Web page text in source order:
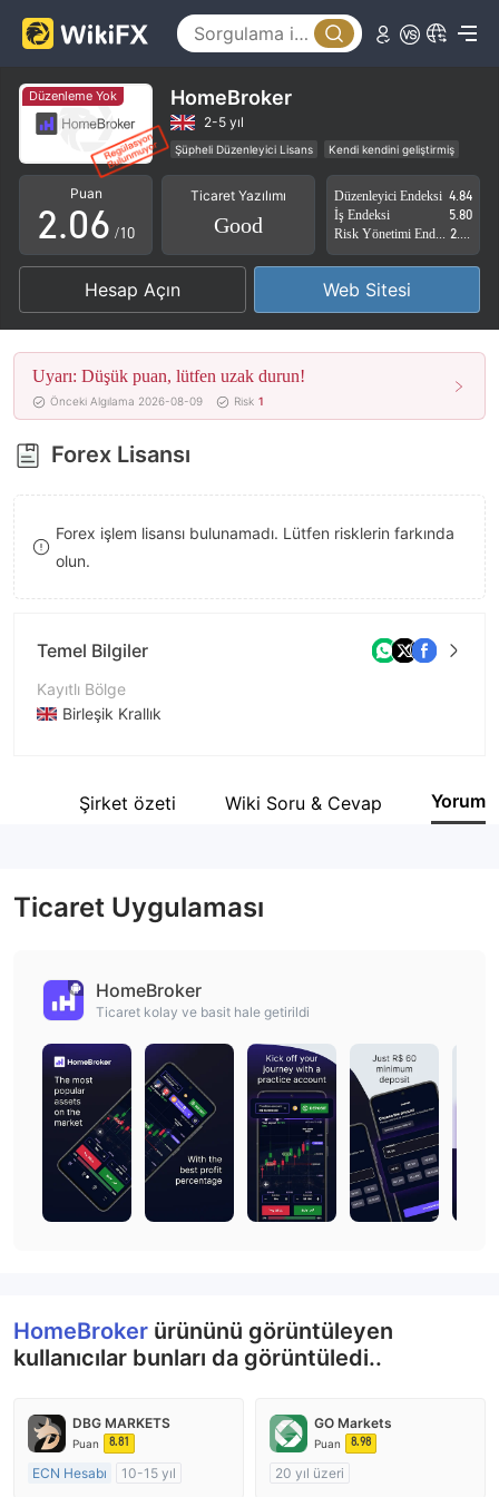
Düzenleme Yok HomeBroker
2-5 yıl
Şüpheli Düzenleyici Lisans
Kendi kendini geliştirmiş
Yüksek düzeyde potansiyel risk
Puan
0
1
2
3
4
5
6
7
8
9
.0
1
2
3
4
5
6
7
8
2
3
4
5
6
7
8
9
/10
Ticaret Yazılımı
Good
Düzenleyici Endeksi 4.84
İş Endeksi
5.80
Hesap Açın Web Sitesi
Uyarı: Düşük puan, lütfen uzak durun!
Önceki Algılama 2026-08-09 Risk 1
Forex Lisansı
Forex işlem lisansı bulunamadı. Lütfen risklerin farkında
olun.
Temel Bilgiler
Kayıtlı Bölge
Birleşik Krallık
Şirket AdıŞirket özeti Wiki Soru & Cevap Yorum
Ticaret Uygulaması
HomeBroker
Ticaret kolay ve basit hale getirildi
HomeBroker ürününü görüntüleyen
kullanıcılar bunları da görüntüledi..
DBG MARKETS
Puan 8.81
ECN Hesabı
10-15 yıl
GO Markets
Puan 8.98
20 yıl üzeri